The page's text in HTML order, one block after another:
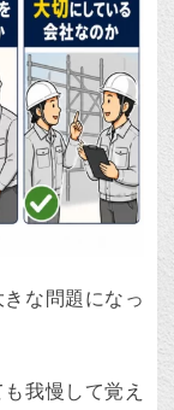
な問題になっ
我慢して覚え